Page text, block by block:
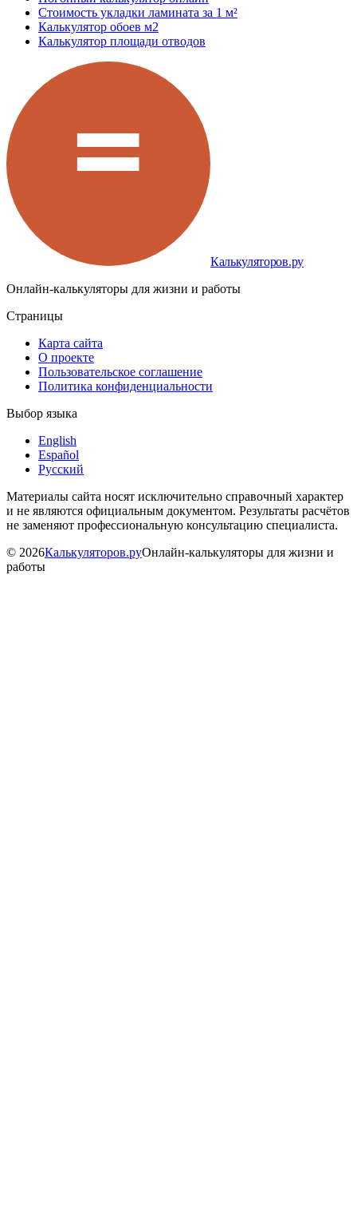
Стоимость укладки ламината за 1 м²
Калькулятор обоев м2
Калькулятор площади отводов
Калькуляторов.ру
Онлайн-калькуляторы для жизни и работы
Страницы
Карта сайта
О проекте
Пользовательское соглашение
Политика конфиденциальности
Выбор языка
English
Español
Русский
Материалы сайта носят исключительно справочный характер
и не являются официальным документом. Результаты расчётов
не заменяют профессиональную консультацию специалиста.
© 2026Калькуляторов.руОнлайн-калькуляторы для жизни и
работы